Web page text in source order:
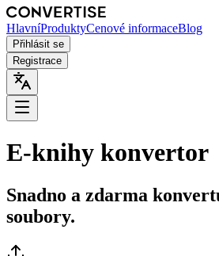
HlavníProduktyCenové informaceBlog
Přihlásit se
Registrace
E-knihy konvertor
Snadno a zdarma
soubory.